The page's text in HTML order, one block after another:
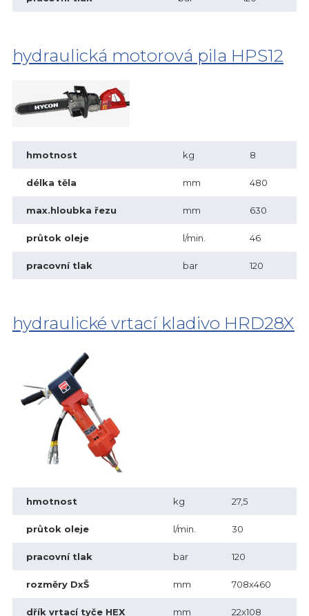
hydraulická motorová pila HPS12
hmotnost kg 8
délka těla mm 480
max.hloubka řezu mm 630
průtok oleje l/min. 46
pracovní tlak bar 120
hydraulické vrtací kladivo HRD28X
hmotnost kg 27,5
průtok oleje l/min. 30
pracovní tlak bar 120
rozměry DxŠ mm 708x460
dřík vrtací tyče HEX mm 22x108